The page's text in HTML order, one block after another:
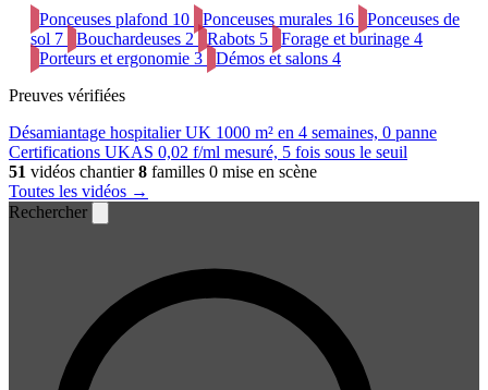
Ponceuses plafond 10 Ponceuses murales 16
Ponceuses de
sol 7 Bouchardeuses 2 Rabots 5 Forage et burinage 4
Porteurs et ergonomie 3 Démos et salons 4
Preuves vérifiées
Désamiantage hospitalier UK 1000 m² en 4 semaines, 0 panne
Certifications UKAS 0,02 f/ml mesuré, 5 fois sous le seuil
51 vidéos chantier8 familles 0 mise en scène
Toutes les vidéos →
Rechercher